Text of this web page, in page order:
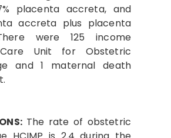
placenta accreta, and
accreta plus placenta
were 125 income
Unit for Obstetric
and 1 maternal death
The rate of obstetric